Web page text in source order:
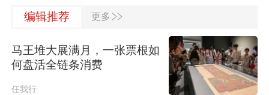
外交部：日方应正视国际社会关切，
“白海豚”登陆地点更新！中央气象台升
级台风预警
编辑推荐 更多 >>
马王堆大展满月，一张票根如
何盘活全链条消费
任我行